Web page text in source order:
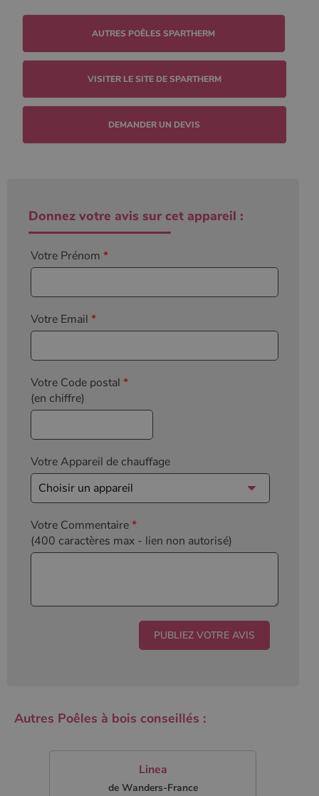
VISITER LE SITE DE SPARTHERM
DEMANDER UN DEVIS
Donnez votre avis sur cet appareil :
Votre Prénom *
Votre Email *
Votre Code postal *
(en chiffre)
Votre Appareil de chauffage
Votre Commentaire*
(400 caractères max - lien non autorisé)
Autres Poêles à bois conseillés :
Linea
de Wanders-France
session.